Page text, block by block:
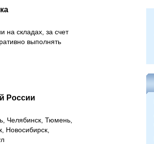
на складах, за счет
выполнять
России
Челябинск, Тюмень,
Новосибирск,